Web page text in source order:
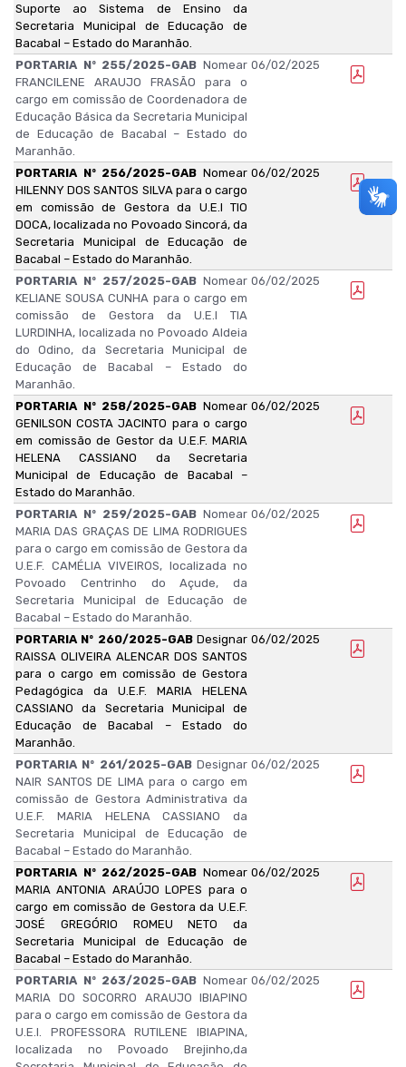
Suporte ao Sistema de Ensino da
Secretaria Municipal de Educação de
Bacabal – Estado do Maranhão.
PORTARIA Nº 255/2025-GAB Nomear
FRANCILENE ARAUJO FRASÃO para o
cargo em comissão de Coordenadora de
Educação Básica da Secretaria Municipal
de Educação de Bacabal – Estado do
Maranhão.
06/02/2025
PORTARIA Nº 256/2025-GAB Nomear
HILENNY DOS SANTOS SILVA para o cargo
em comissão de Gestora da U.E.I TIO
DOCA, localizada no Povoado Sincorá, da
Secretaria Municipal de Educação de
Bacabal – Estado do Maranhão.
06/02/2025
PORTARIA Nº 257/2025-GAB Nomear
KELIANE SOUSA CUNHA para o cargo em
comissão de Gestora da U.E.I TIA
LURDINHA, localizada no Povoado Aldeia
do Odino, da Secretaria Municipal de
Educação de Bacabal – Estado do
Maranhão.
06/02/2025
PORTARIA Nº 258/2025-GAB Nomear
GENILSON COSTA JACINTO para o cargo
em comissão de Gestor da U.E.F. MARIA
HELENA CASSIANO da Secretaria
Municipal de Educação de Bacabal –
Estado do Maranhão.
06/02/2025
PORTARIA Nº 259/2025-GAB Nomear
MARIA DAS GRAÇAS DE LIMA RODRIGUES
para o cargo em comissão de Gestora da
U.E.F. CAMÉLIA VIVEIROS, localizada no
Povoado Centrinho do Açude, da
Secretaria Municipal de Educação de
Bacabal – Estado do Maranhão.
06/02/2025
PORTARIA Nº 260/2025-GAB Designar
RAISSA OLIVEIRA ALENCAR DOS SANTOS
para o cargo em comissão de Gestora
Pedagógica da U.E.F. MARIA HELENA
CASSIANO da Secretaria Municipal de
Educação de Bacabal – Estado do
Maranhão.
06/02/2025
PORTARIA Nº 261/2025-GAB Designar
NAIR SANTOS DE LIMA para o cargo em
comissão de Gestora Administrativa da
U.E.F. MARIA HELENA CASSIANO da
Secretaria Municipal de Educação de
Bacabal – Estado do Maranhão.
06/02/2025
PORTARIA Nº 262/2025-GAB Nomear
MARIA ANTONIA ARAÚJO LOPES para o
cargo em comissão de Gestora da U.E.F.
JOSÉ GREGÓRIO ROMEU NETO da
Secretaria Municipal de Educação de
Bacabal – Estado do Maranhão.
06/02/2025
PORTARIA Nº 263/2025-GAB Nomear
MARIA DO SOCORRO ARAUJO IBIAPINO
para o cargo em comissão de Gestora da
U.E.I. PROFESSORA RUTILENE IBIAPINA,
localizada no Povoado Brejinho,da
06/02/2025